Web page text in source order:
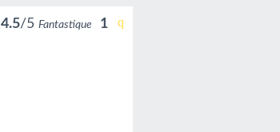
4.5/5Fantastique 1